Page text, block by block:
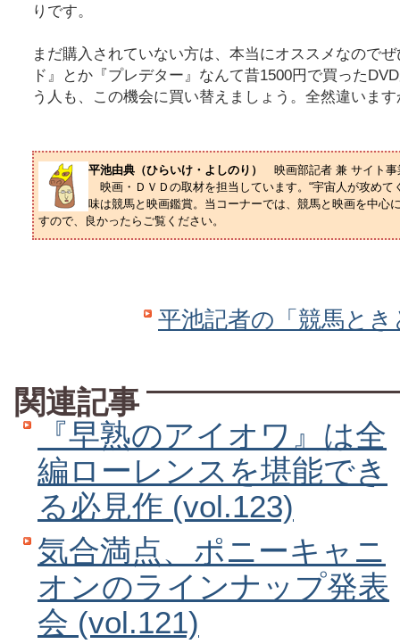
りです。
まだ購入されていない方は、本当にオススメなので
ド』とか『プレデター』なんて昔1500円で買った
う人も、この機会に買い替えましょう。全然違いま
平池由典（ひらいけ・よしのり） 映画部記者 兼 サイト
映画・ＤＶＤの取材を担当しています。“宇宙人が攻めて
味は競馬と映画鑑賞。当コーナーでは、競馬と映画を中心
すので、良かったらご覧ください。
平池記者の「競馬と
関連記事
『早熟のアイオワ』は全
編ローレンスを堪能でき
る必見作 (vol.123)
気合満点、ポニーキャニ
オンのラインナップ発表
会 (vol.121)